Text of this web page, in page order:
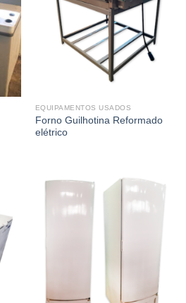
EQUIPAMENTOS USADOS
Forno Guilhotina Reformado
elétrico